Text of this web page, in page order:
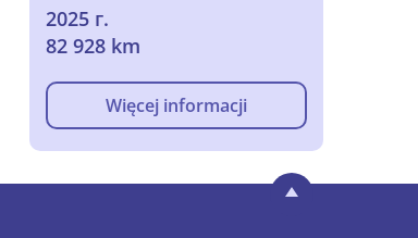
2025 г.
82 928 km
Więcej informacji